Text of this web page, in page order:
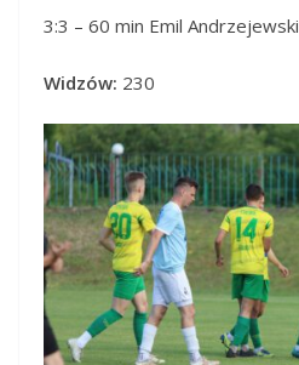
3:3 – 60 min Emil Andrzejewski
Widzów: 230